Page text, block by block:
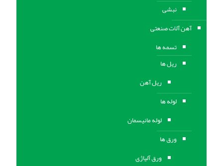
نبشی
آهن آلات صنعتی
تسمه ها
ریل ها
ریل آهن
لوله ها
لوله مانیسمان
ورق ها
ورق آلیاژی